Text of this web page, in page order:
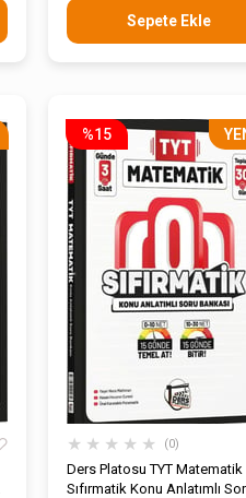
Sepete Ekle
★ ★ ★ ★ ★ 0
Ders Platosu TYT Matematik
Sıfırmatik Konu Anlatımlı
%15